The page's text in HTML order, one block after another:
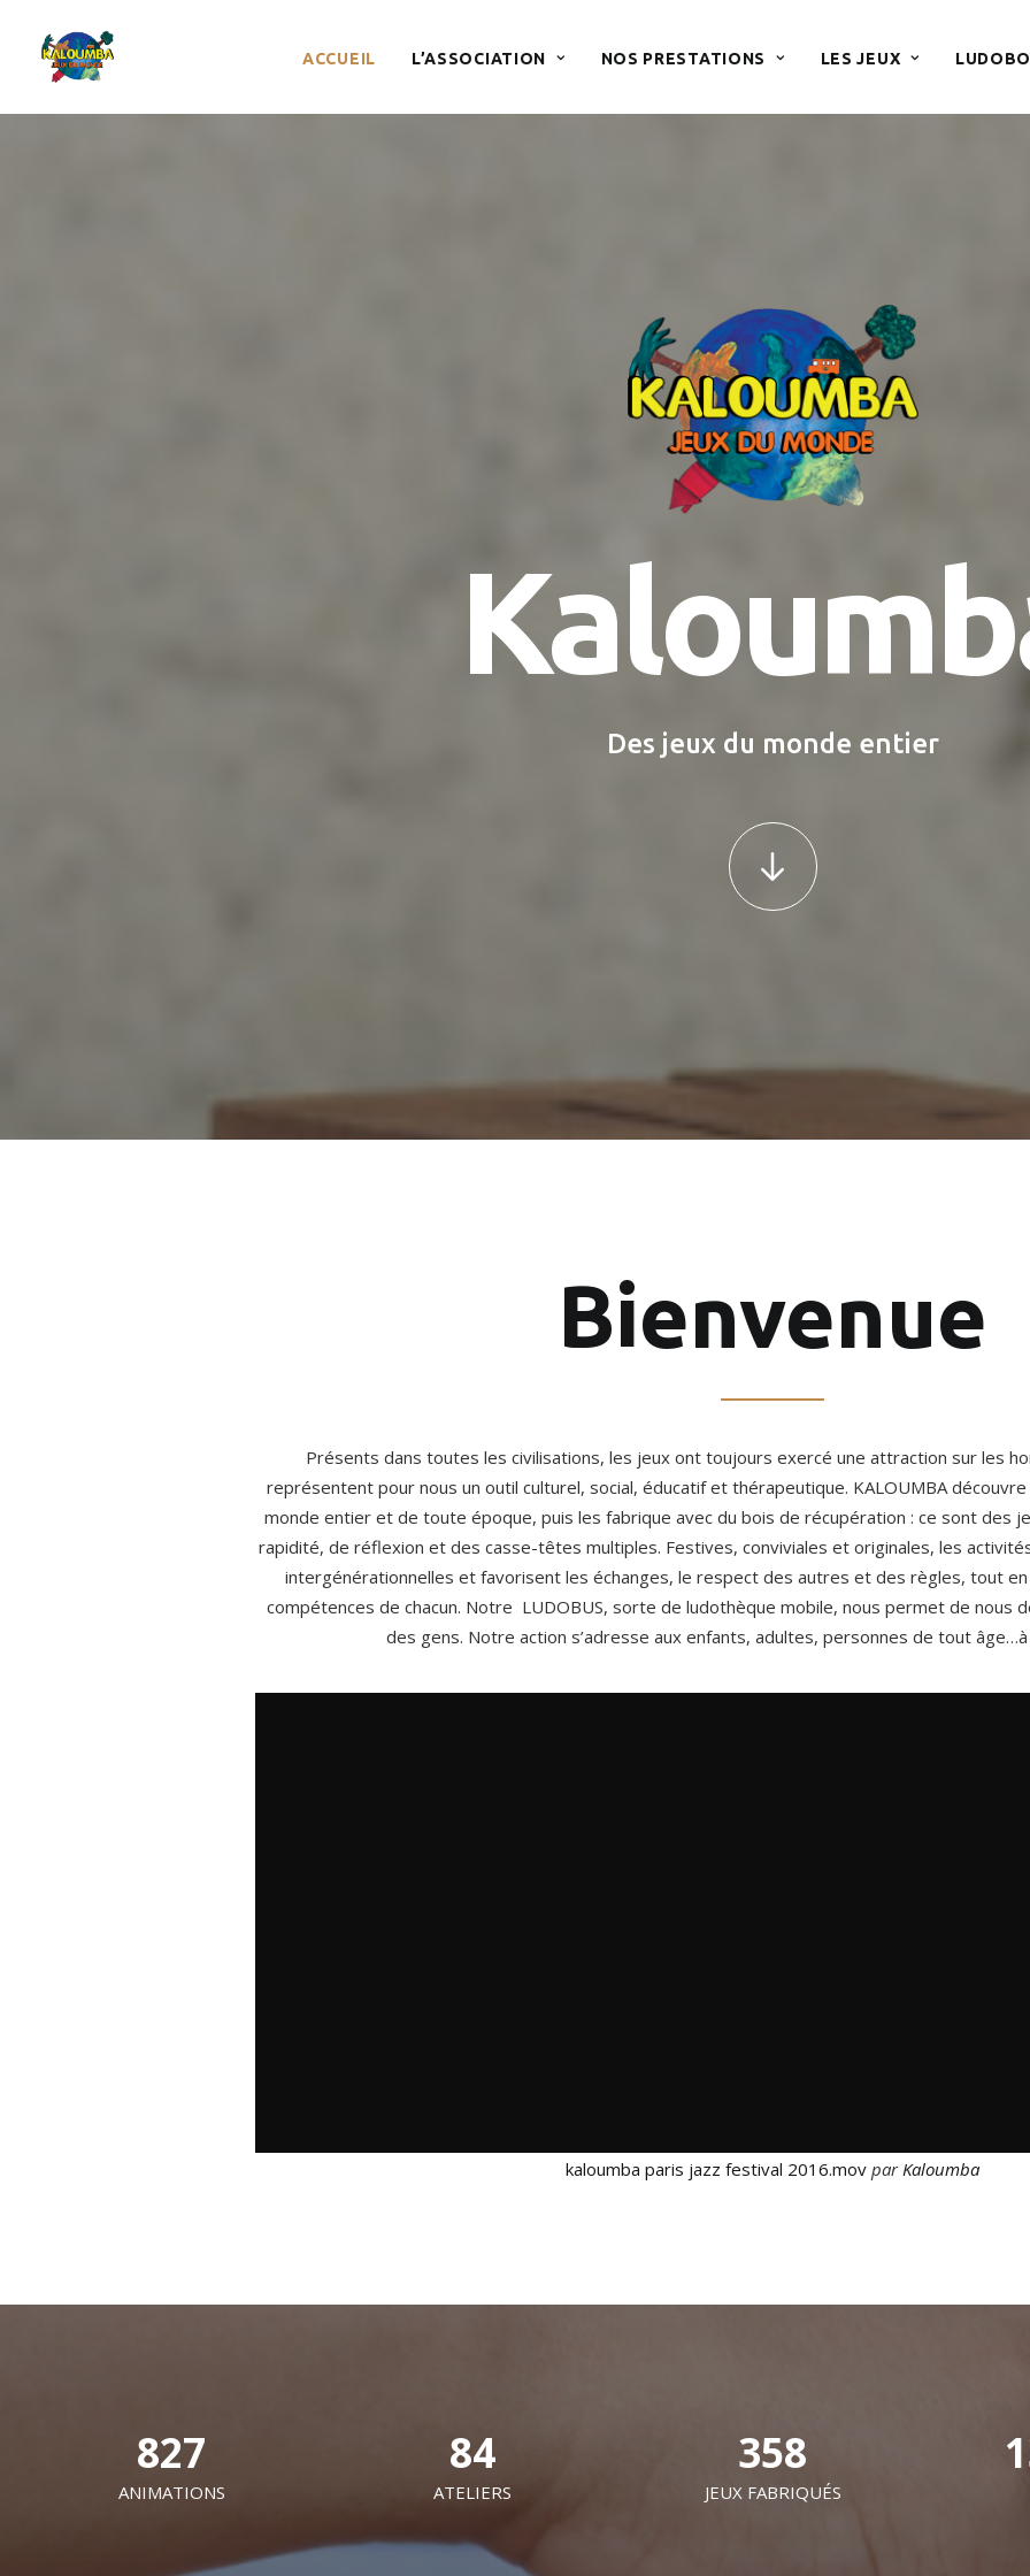
ACCUEIL L’ASSOCIATION NOS PRESTATIONS LES JEUX
Des jeux du monde entier
Bienvenue
Présents dans toutes les civilisations, les jeux ont toujours exercé une attraction sur les
représentent pour nous un outil culturel, social, éducatif et thérapeutique. KALOUMBA
monde entier et de toute époque, puis les fabrique avec du bois de récupération : ce sont des
rapidité, de réflexion et des casse-têtes multiples. Festives, conviviales et originales, les
intergénérationnelles et favorisent les échanges, le respect des autres et des règles, tout
compétences de chacun. Notre LUDOBUS, sorte de ludothèque mobile, nous permet de nous
des gens. Notre action s’adresse aux enfants, adultes, personnes de tout
kaloumba paris jazz festival 2016.mov parKaloumba
827
ANIMATIONS
84
ATELIERS
358
JEUX FABRIQUÉS